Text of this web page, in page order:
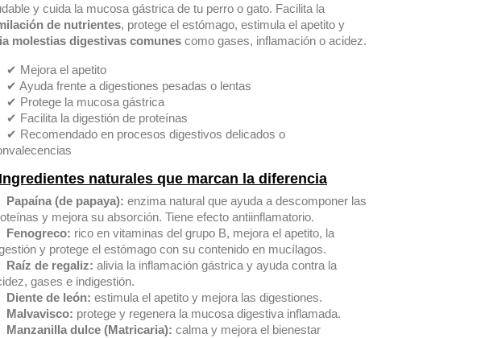
y cuida la mucosa gástrica de tu perro o gato. Facilita la
de nutrientes, protege el estómago, estimula el apetito y
molestias digestivas comunes como gases, inflamación o acidez.
✔ Mejora el apetito
✔ Ayuda frente a digestiones pesadas o lentas
✔ Protege la mucosa gástrica
✔ Facilita la digestión de proteínas
✔ Recomendado en procesos digestivos delicados o
Ingredientes naturales que marcan la diferencia
Papaína (de papaya): enzima natural que ayuda a descomponer las
y mejora su absorción. Tiene efecto antiinflamatorio.
Fenogreco: rico en vitaminas del grupo B, mejora el apetito, la
y protege el estómago con su contenido en mucílagos.
Raíz de regaliz: alivia la inflamación gástrica y ayuda contra la
gases e indigestión.
Diente de león: estimula el apetito y mejora las digestiones.
Malvavisco: protege y regenera la mucosa digestiva inflamada.
Manzanilla dulce (Matricaria): calma y mejora el bienestar